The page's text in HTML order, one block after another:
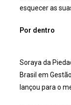
esquecer as
Por dentro
Soraya da
Brasil em
lançou para o